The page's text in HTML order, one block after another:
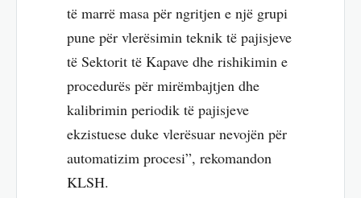
të marrë masa për ngritjen e një grupi
pune për vlerësimin teknik të pajisjeve
të Sektorit të Kapave dhe rishikimin e
procedurës për mirëmbajtjen dhe
kalibrimin periodik të pajisjeve
ekzistuese duke vlerësuar nevojën për
automatizim procesi”, rekomandon
KLSH.